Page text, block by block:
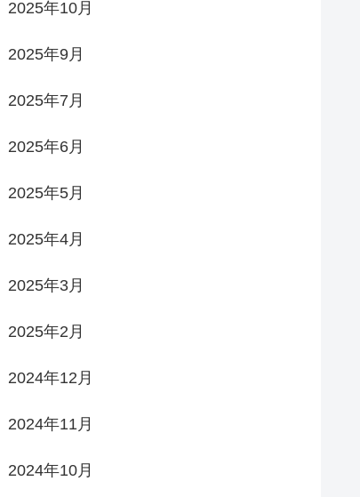
2025年10月
2025年9月
2025年7月
2025年6月
2025年5月
2025年4月
2025年3月
2025年2月
2024年12月
2024年11月
2024年10月